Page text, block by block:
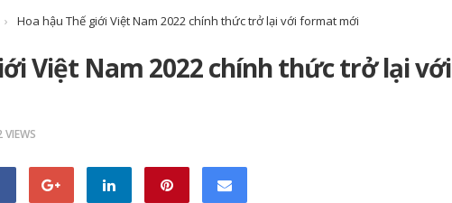
Hoa hậu Thế giới Việt Nam 2022 chính thức trở lại với format mới
Việt Nam 2022 chính thức trở lại với
VIEWS